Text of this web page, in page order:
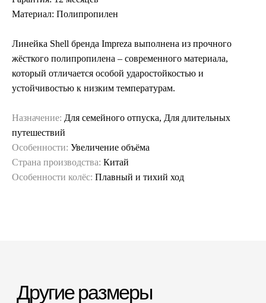
Материал: Полипропилен
Линейка Shell бренда Impreza выполнена из прочного
жёсткого полипропилена – современного материала,
который отличается особой ударостойкостью и
устойчивостью к низким температурам.
Назначение: Для семейного отпуска, Для длительных
путешествий
Особенности: Увеличение объёма
Страна производства: Китай
Особенности колёс: Плавный и тихий ход
в СПб > 100 м²
Срочная доставка
за 60-90 минут